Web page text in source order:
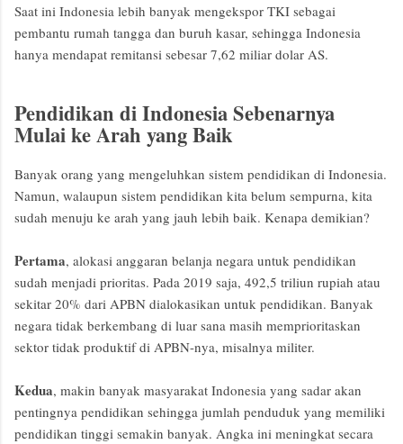
Saat ini Indonesia lebih banyak mengekspor TKI sebagai
pembantu rumah tangga dan buruh kasar, sehingga Indonesia
hanya mendapat remitansi sebesar 7,62 miliar dolar AS.
Pendidikan di Indonesia Sebenarnya
Mulai ke Arah yang Baik
Banyak orang yang mengeluhkan sistem pendidikan di Indonesia.
Namun, walaupun sistem pendidikan kita belum sempurna, kita
sudah menuju ke arah yang jauh lebih baik. Kenapa demikian?
Pertama, alokasi anggaran belanja negara untuk pendidikan
sudah menjadi prioritas. Pada 2019 saja, 492,5 triliun rupiah atau
sekitar 20% dari APBN dialokasikan untuk pendidikan. Banyak
negara tidak berkembang di luar sana masih memprioritaskan
sektor tidak produktif di APBN-nya, misalnya militer.
Kedua, makin banyak masyarakat Indonesia yang sadar akan
pentingnya pendidikan sehingga jumlah penduduk yang memiliki
pendidikan tinggi semakin banyak. Angka ini meningkat secara